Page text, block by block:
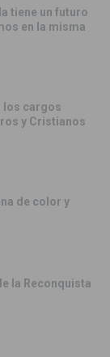
tiene un futuro
en la misma
los cargos
y Cristianos
de color y
la Reconquista